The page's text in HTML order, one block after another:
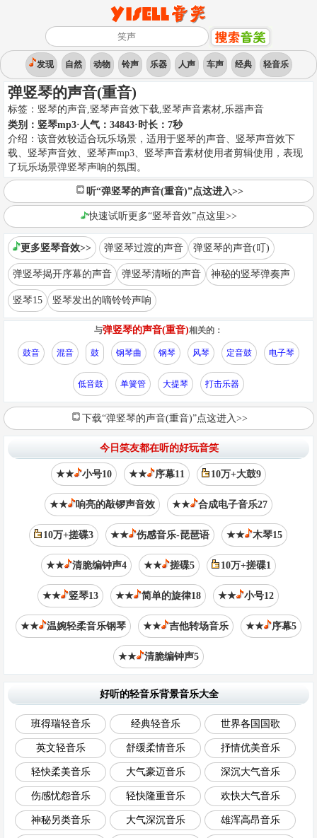
发现 自然 动物 铃声 乐器 人声 车声 经典 轻音乐
弹竖琴的声音(重音)
标签： 竖琴的声音,竖琴声音效下载,竖琴声音素材,乐器声音
类别： 竖琴mp3·人气：34843·时长： 7秒
介绍： 该音效较适合玩乐场景，适用于竖琴的声音、竖琴声音效下
载、竖琴声音效、竖琴声mp3、竖琴声音素材使用者剪辑使用，表现
了玩乐场景弹竖琴声响的氛围。
听“弹竖琴的声音(重音)”点这进入>>
快速试听更多“竖琴音效”点这里>>
更多竖琴音效>> 弹竖琴过渡的声音 弹竖琴的声音(叮)
弹竖琴揭开序幕的声音 弹竖琴清晰的声音 神秘的竖琴弹奏声
竖琴15 竖琴发出的嘀铃铃声响
与弹竖琴的声音(重音)相关的：
鼓音 混音 鼓 钢琴曲 钢琴 风琴 定音鼓 电子琴
低音鼓 单簧管 大提琴 打击乐器
下载“弹竖琴的声音(重音)”点这进入>>
今日笑友都在听的好玩音笑
★★ 小号10 ★★ 序幕11 10万+大鼓9
★★ 响亮的敲锣声音效 ★★ 合成电子音乐27
10万+搓碟3 ★★ 伤感音乐-琵琶语 ★★ 木琴15
★★ 清脆编钟声4 ★★ 搓碟5 10万+搓碟1
★★ 竖琴13 ★★ 简单的旋律18 ★★ 小号12
★★ 温婉轻柔音乐钢琴 ★★ 吉他转场音乐 ★★ 序幕5
★★ 清脆编钟声5
好听的轻音乐背景音乐大全
班得瑞轻音乐 经典轻音乐 世界各国国歌
英文轻音乐 舒缓柔情音乐 抒情优美音乐
轻快柔美音乐 大气豪迈音乐 深沉大气音乐
伤感忧怨音乐 轻快隆重音乐 欢快大气音乐
神秘另类音乐 大气深沉音乐 雄浑高昂音乐